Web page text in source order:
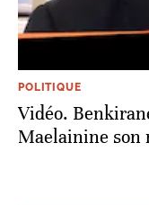
POLITIQUE
Vidéo.
Maelainine son